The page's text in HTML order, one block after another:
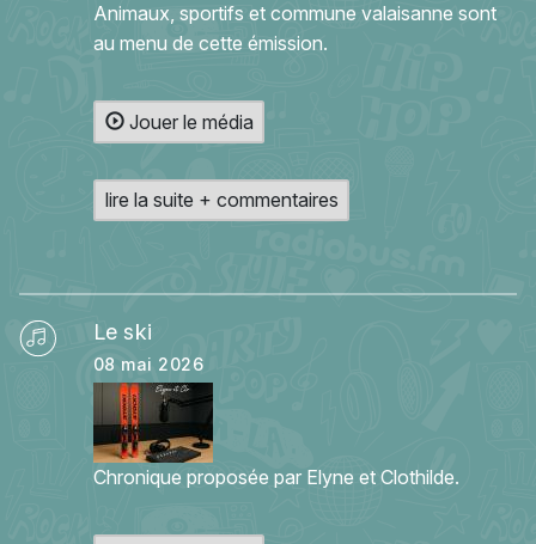
Animaux, sportifs et commune valaisanne sont
au menu de cette émission.
Jouer le média
lire la suite + commentaires
Le ski
08 mai 2026
Chronique proposée par Elyne et Clothilde.